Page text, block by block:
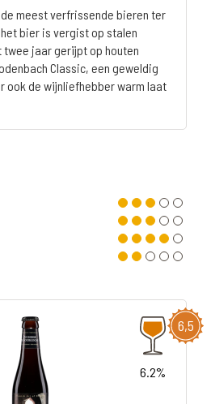
meest verfrissende bieren ter
bier is vergist op stalen
jaar gerijpt op houten
Classic, een geweldig
ook de wijnliefhebber warm laat
6,5
6.2%